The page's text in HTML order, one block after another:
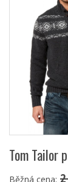
Tom Tailor
Běžná cena: